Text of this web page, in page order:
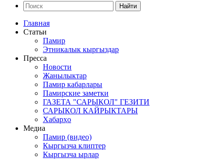
Найти
Главная
Статьи
Памир
Этникалык кыргыздар
Пресса
Новости
Жанылыктар
Памир кабарлары
Памирские заметки
ГАЗЕТА "САРЫКОЛ" ГЕЗИТИ
САРЫКОЛ КАЙРЫКТАРЫ
Хабарҳо
Медиа
Памир (видео)
Кыргызча клиптер
Кыргызча ырлар